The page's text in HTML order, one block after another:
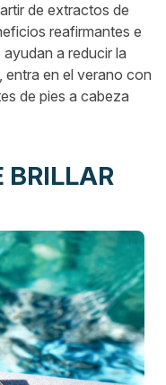
de extractos de
reafirmantes e
a reducir la
entra en el verano con
de pies a cabeza
BRILLAR